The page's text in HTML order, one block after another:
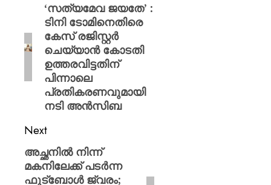
‘സത്യമേവ ജയതേ’ :
ടിനി ടോമിനെതിരെ
കേസ് രജിസ്റ്റർ
ചെയ്യാൻ കോടതി
ഉത്തരവിട്ടതിന്
പിന്നാലെ
പ്രതികരണവുമായി
നടി അൻസിബ
Next
അച്ഛനിൽ നിന്ന്
മകനിലേക്ക് പടർന്ന
ഫുട്ബോൾ ജ്വരം;